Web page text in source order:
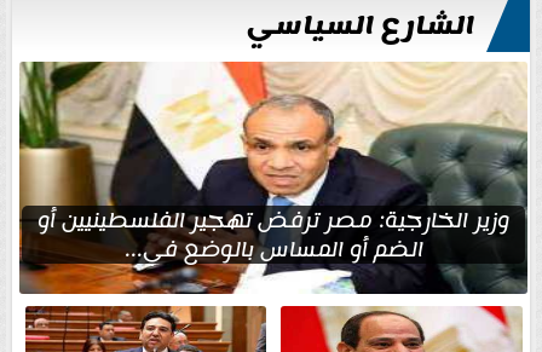
الشارع السياسي
وزير الخارجية: مصر ترفض تهجير الفلسطينيين أو
الضم أو المساس بالوضع في...